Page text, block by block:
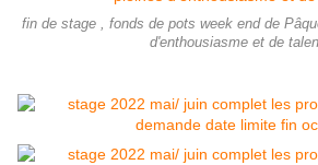
fin de stage , fonds de pots week end de
d'enthousiasme et de